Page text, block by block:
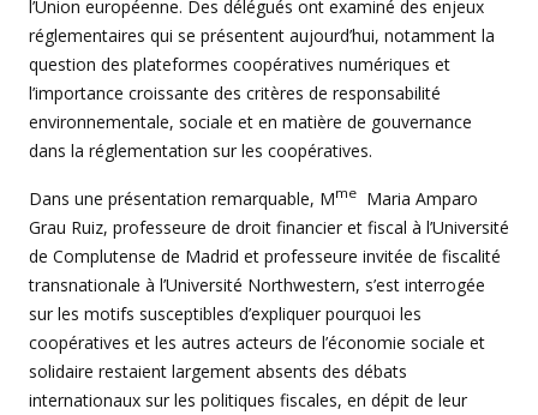
l’Union européenne. Des délégués ont examiné des enjeux
réglementaires qui se présentent aujourd’hui, notamment la
question des plateformes coopératives numériques et
l’importance croissante des critères de responsabilité
environnementale, sociale et en matière de gouvernance
dans la réglementation sur les coopératives.
Dans une présentation remarquable, Mme Maria Amparo
Grau Ruiz, professeure de droit financier et fiscal à l’Université
de Complutense de Madrid et professeure invitée de fiscalité
transnationale à l’Université Northwestern, s’est interrogée
sur les motifs susceptibles d’expliquer pourquoi les
coopératives et les autres acteurs de l’économie sociale et
solidaire restaient largement absents des débats
internationaux sur les politiques fiscales, en dépit de leur